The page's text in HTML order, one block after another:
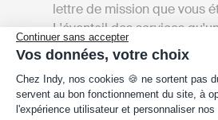
Continuer sans accepter
Vos données, votre choix
Plateforme de Gestion du
Chez Indy, nos cookies 🍪 ne sortent pas
servent au bon fonctionnement du site, à
l'expérience utilisateur et personnaliser
lettre de mission que vous
L'éventail des services
peut offrir est large, et le
volume de tâches qu'il
dialoguant avec plusieurs
aurez l'occasion de recevoir